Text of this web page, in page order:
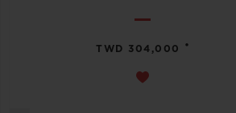
TWD 304,000 •